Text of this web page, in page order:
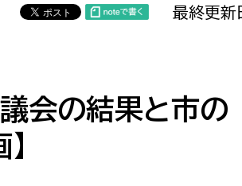
財産管理課
市民税課
最終更
議会の結果と市の